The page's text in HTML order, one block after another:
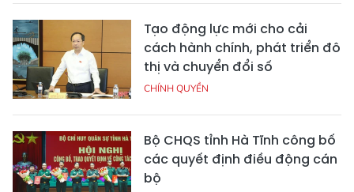
Tạo động lực mới cho cải
cách hành chính, phát triển đô
thị và chuyển đổi số
CHÍNH QUYỀN
Bộ CHQS tỉnh Hà Tĩnh công bố
các quyết định điều động cán
bộ